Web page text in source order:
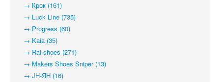
→ Крок (161)
→ Luck Line (735)
→ Progress (60)
→ Kaia (35)
→ Rai shoes (271)
→ Makers Shoes Sniper (13)
→ JH-ЯН (16)